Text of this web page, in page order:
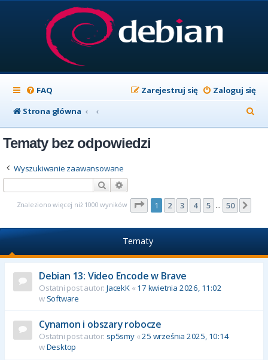
FAQ Zaloguj się
Zarejestruj się
Strona główna
z
Tematy bez odpowiedzi
Wyszukiwanie zaawansowane
Szukaj
Znaleziono więcej niż 1000 wyników Strona z50
1 2 3 4 5 … 50
Tematy
Debian 13: Video Encode w Brave
Ostatni post autor: JacekK« 17 kwietnia 2026, 11:02
w Software
Cynamon i obszary robocze
Ostatni post autor: sp5smy«25 września 2025, 10:14
wDesktop